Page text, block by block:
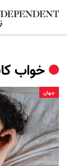
خواب
جهان